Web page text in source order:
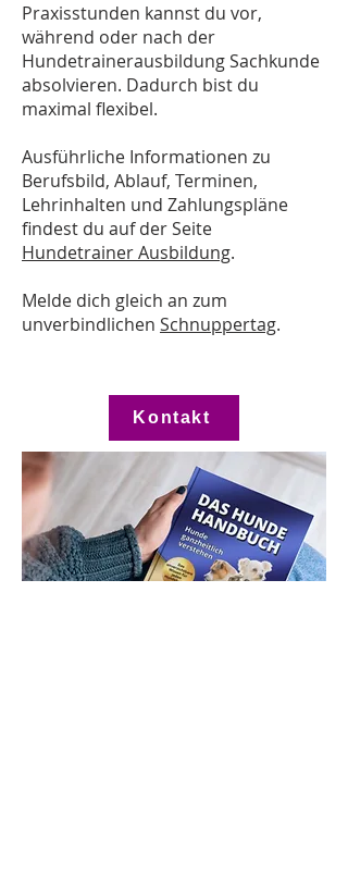
Praxisstunden kannst du vor,
während oder nach der
Hundetrainerausbildung Sachkunde
absolvieren. Dadurch bist du
maximal flexibel.
Ausführliche Informationen zu
Berufsbild, Ablauf, Terminen,
Lehrinhalten und Zahlungspläne
findest du auf der Seite
Hundetrainer Ausbildung.
Melde dich gleich an zum
unverbindlichen Schnuppertag.
Kontakt